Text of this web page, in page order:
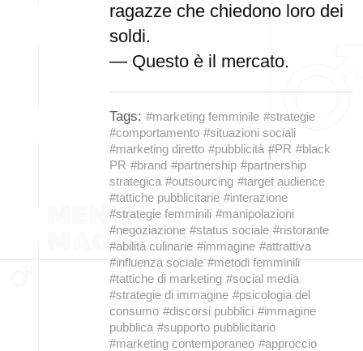
ragazze che chiedono loro dei
soldi.
— Questo è il mercato.
Tags: #marketing femminile #strategie
#comportamento #situazioni sociali
#marketing diretto #pubblicità #PR #black
PR #brand #partnership #partnership
strategica #outsourcing #target audience
#tattiche pubblicitarie #interazione
#strategie femminili #manipolazioni
#negoziazione #status sociale #ristorante
#abilità culinarie #immagine #attrattiva
#influenza sociale #metodi femminili
#tattiche di marketing #social media
#strategie di immagine #psicologia del
consumo #discorsi pubblici #immagine
pubblica #supporto pubblicitario
#marketing contemporaneo #approccio